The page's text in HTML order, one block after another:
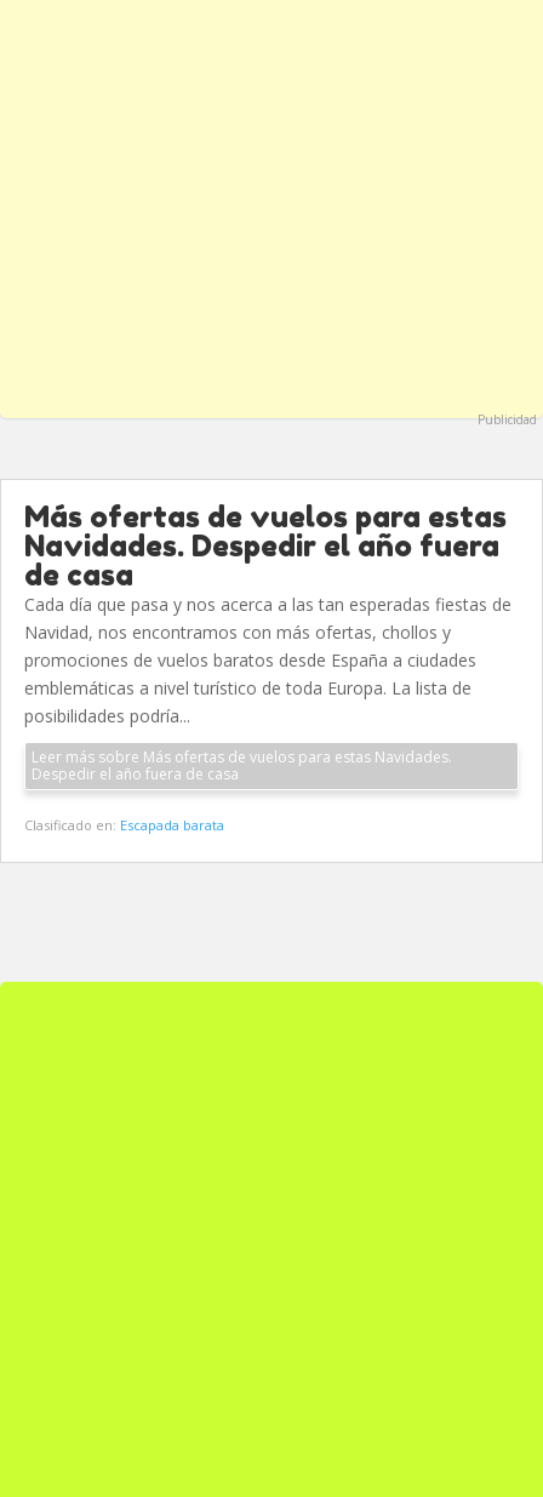
Publicidad
Más ofertas de vuelos para estas
Navidades. Despedir el año fuera
de casa
Cada día que pasa y nos acerca a las tan esperadas fiestas de
Navidad, nos encontramos con más ofertas, chollos y
promociones de vuelos baratos desde España a ciudades
emblemáticas a nivel turístico de toda Europa. La lista de
posibilidades podría...
Leer más sobre Más ofertas de vuelos para estas Navidades.
Despedir el año fuera de casa
Clasificado en: Escapada barata